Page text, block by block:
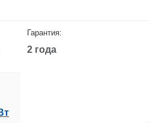
Гарантия:
2 года